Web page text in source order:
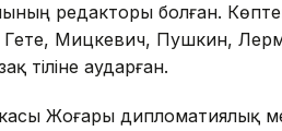
редакторы болған.
Мицкевич, Пушкин,
тіліне аударған.
Жоғары дипломатиялық